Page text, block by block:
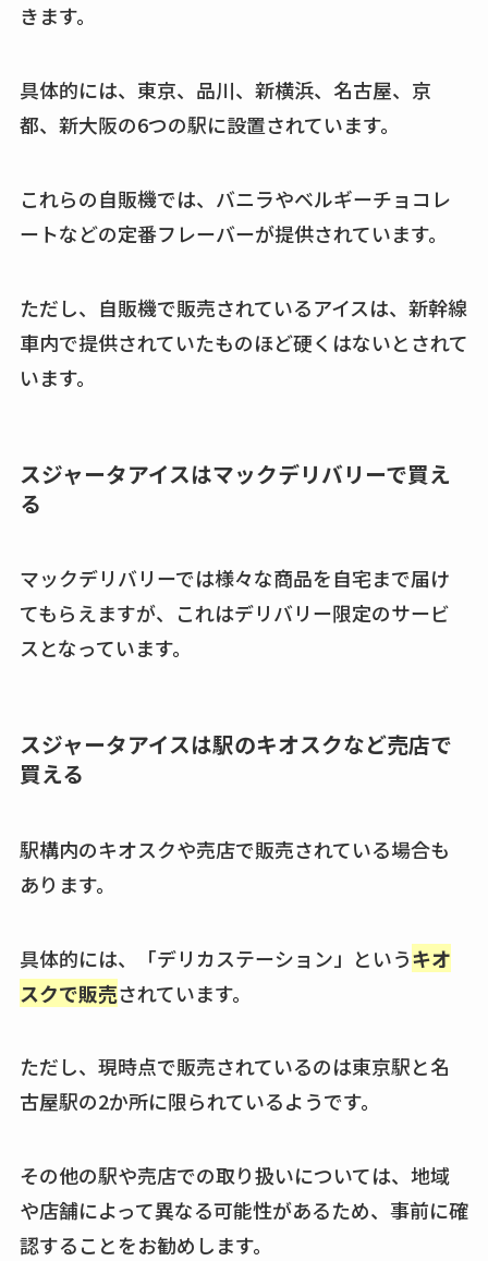
きます。
具体的には、東京、品川、新横浜、名古屋、京
都、新大阪の6つの駅に設置されています。
これらの自販機では、バニラやベルギーチョコレ
ートなどの定番フレーバーが提供されています。
ただし、自販機で販売されているアイスは、新幹線
車内で提供されていたものほど硬くはないとされて
います。
スジャータアイスはマックデリバリーで買え
る
マックデリバリーでは様々な商品を自宅まで届け
てもらえますが、これはデリバリー限定のサービ
スとなっています。
スジャータアイスは駅のキオスクなど売店で
買える
駅構内のキオスクや売店で販売されている場合も
あります。
具体的には、「デリカステーション」というキオ
スクで販売されています。
ただし、現時点で販売されているのは東京駅と名
古屋駅の2か所に限られているようです。
その他の駅や売店での取り扱いについては、地域
や店舗によって異なる可能性があるため、事前に確
認することをお勧めします。